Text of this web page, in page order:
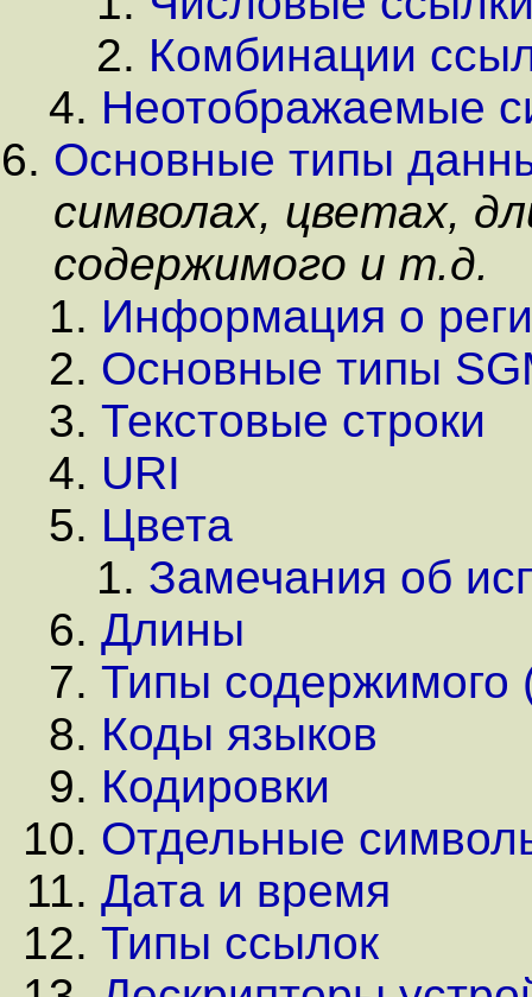
Комбинации
Неотображаемые
Основные типы
символах, цветах,
содержимого и т.д.
Информация о
Основные типы
Текстовые строки
URI
Цвета
Замечания об
Длины
Типы содержимого
Коды языков
Кодировки
Отдельные
Дата и время
Типы ссылок